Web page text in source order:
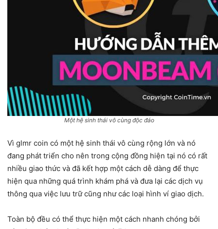
Một hệ sinh thái vô cùng độc đáo
Vì glmr coin có một hệ sinh thái vô cùng rộng lớn và nó
đang phát triển cho nên trong cộng đồng hiện tại nó có rất
nhiều giao thức và đã kết hợp một cách dễ dàng để thực
hiện qua những quá trình khám phá và đưa lại các dịch vụ
thông qua việc lưu trữ cũng như các loại hình ví giao dịch.
Toàn bộ đều có thể thực hiện một cách nhanh chóng bởi